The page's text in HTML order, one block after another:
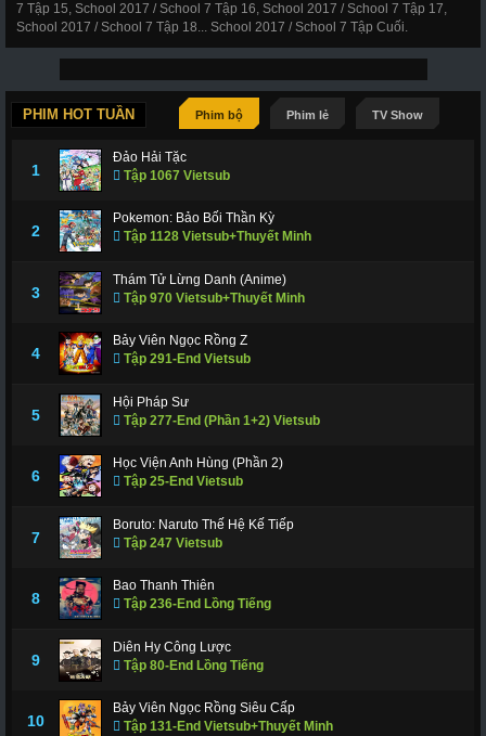
7 Tập 15, School 2017 / School 7 Tập 16, School 2017 / School 7 Tập 17,
School 2017 / School 7 Tập 18... School 2017 / School 7 Tập Cuối.
PHIM HOT TUẦN Phim bộ Phim lẻ TV Show
1
Đảo Hải Tặc
Tập 1067 Vietsub
2
Pokemon: Bảo Bối Thần Kỳ
Tập 1128 Vietsub+Thuyết Minh
3
Thám Tử Lừng Danh (Anime)
Tập 970 Vietsub+Thuyết Minh
4
Bảy Viên Ngọc Rồng Z
Tập 291-End Vietsub
5
Hội Pháp Sư
Tập 277-End (Phần 1+2) Vietsub
6
Học Viện Anh Hùng (Phần 2)
Tập 25-End Vietsub
7
Boruto: Naruto Thế Hệ Kế Tiếp
Tập 247 Vietsub
8
Bao Thanh Thiên
Tập 236-End Lồng Tiếng
9
Diên Hy Công Lược
Tập 80-End Lồng Tiếng
10
Bảy Viên Ngọc Rồng Siêu Cấp
Tập 131-End Vietsub+Thuyết Minh